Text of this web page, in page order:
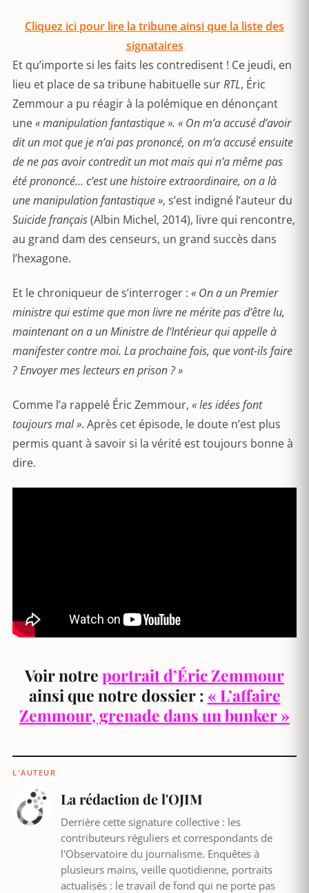
Cliquez ici pour lire la tribune ainsi que la liste des
signataires
Et qu’importe si les faits les contredisent ! Ce jeudi, en
lieu et place de sa tribune habituelle surRTL, Éric
Zemmour a pu réagir à la polémique en dénonçant
une« manipulation fantastique ». « On m’a accusé d’avoir
dit un mot que je n’ai pas prononcé, on m’a accusé ensuite
de ne pas avoir contredit un mot mais qui n’a même pas
été prononcé… c’est une histoire extraordinaire, on a là
une manipulation fantastique », s’est indigné l’auteur du
Suicide français(Albin Michel, 2014), livre qui rencontre,
au grand dam des censeurs, un grand succès dans
l’hexagone.
Et le chroniqueur de s’interroger : « On a un Premier
ministre qui estime que mon livre ne mérite pas d’être lu,
maintenant on a un Ministre de l’Intérieur qui appelle à
manifester contre moi. La prochaine fois, que vont-ils faire
? Envoyer mes lecteurs en prison ? »
Comme l’a rappelé Éric Zemmour, « les idées font
toujours mal ». Après cet épisode, le doute n’est plus
permis quant à savoir si la vérité est toujours bonne à
dire.
Voir notreportrait d’Éric Zemmour
ainsi que notre dossier :« L’affaire
Zemmour, grenade dans un bunker »
L'AUTEUR
La rédaction de l'OJIM
Derrière cette signature collective : les
contributeurs réguliers et correspondants de
l'Observatoire du journalisme. Enquêtes à
plusieurs mains, veille quotidienne, portraits
actualisés : le travail de fond qui ne porte pas